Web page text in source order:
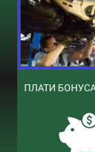
ПЛАТИ